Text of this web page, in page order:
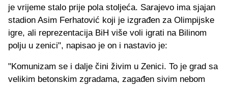
je vrijeme stalo prije pola stoljeća. Sarajevo ima sjajan
stadion Asim Ferhatović koji je izgrađen za Olimpijske
igre, ali reprezentacija BiH više voli igrati na Bilinom
polju u zenici", napisao je on i nastavio je:
"Komunizam se i dalje čini živim u Zenici. To je grad sa
velikim betonskim zgradama, zagađen sivim nebom